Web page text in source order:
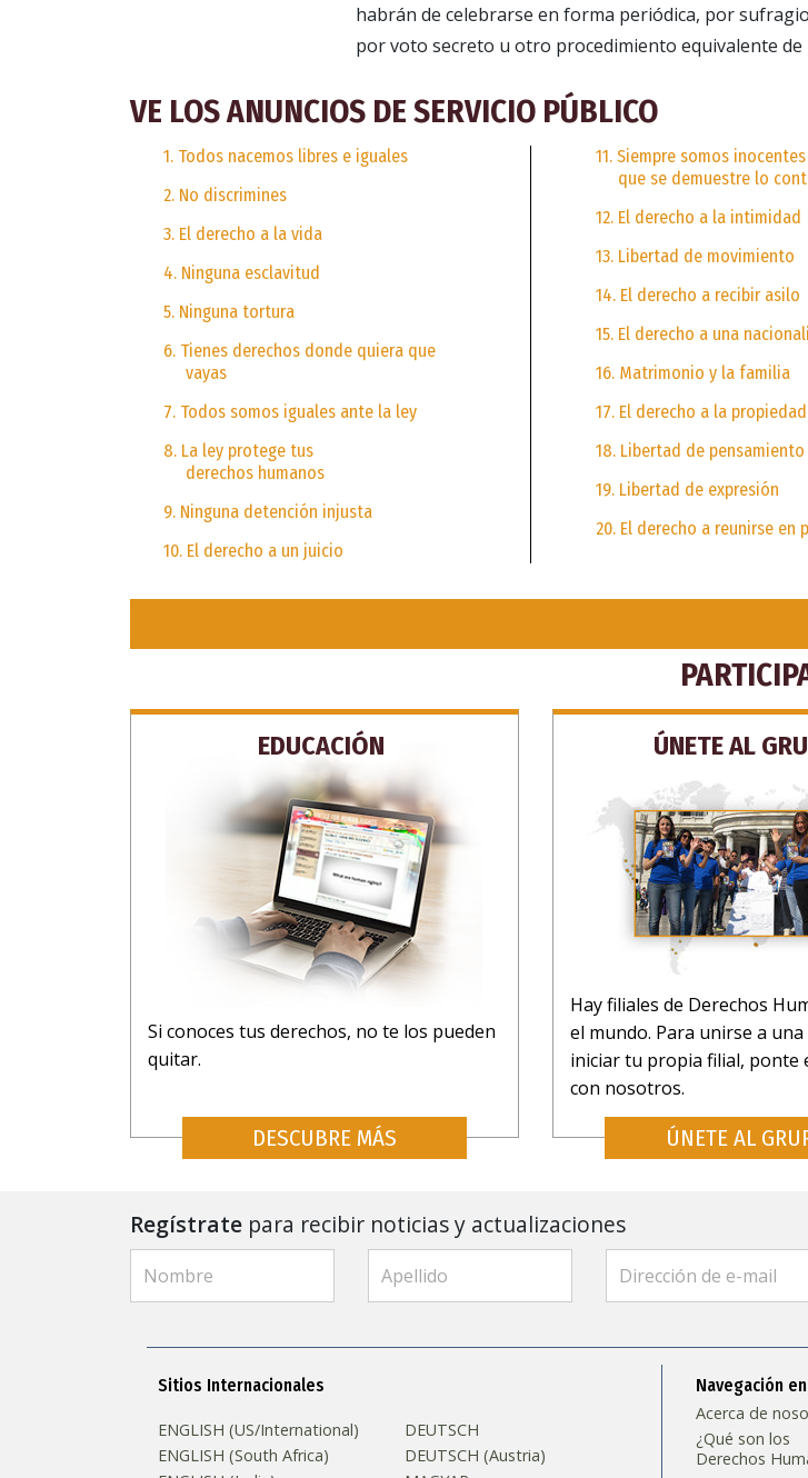
habrán de celebrarse en forma periódica, por
por voto secreto u otro procedimiento equivalente de
VE LOS ANUNCIOS DE SERVICIO PÚBLICO
1. Todos nacemos libres e iguales
2. No discrimines
3. El derecho a la vida
4. Ninguna esclavitud
5. Ninguna tortura
6. Tienes derechos donde quiera que
vayas
7. Todos somos iguales ante la ley
8. La ley protege tus
derechos humanos
9. Ninguna detención injusta
10. El derecho a un juicio
11. Siempre somos
que se demuestre lo
12. El derecho a la intimidad
13. Libertad de movimiento
14. El derecho a recibir asilo
15. El derecho a una
16. Matrimonio y la familia
17. El derecho a la propiedad
18. Libertad de pensamiento
19. Libertad de expresión
20. El derecho a reunirse en
EDUCACIÓN
Si conoces tus derechos, no te los pueden
quitar.
DESCUBRE MÁS
ÚNETE AL
Hay filiales de Derechos
el mundo. Para unirse a
iniciar tu propia filial, ponte
con nosotros.
ÚNETE AL
Regístrate para recibir noticias y actualizaciones
Sitios Internacionales
ENGLISH (US/International)
ENGLISH (South Africa)
DEUTSCH
DEUTSCH (Austria)
Navegación
Acerca de
¿Qué son los
Derechos